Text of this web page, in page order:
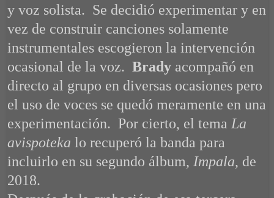
y voz solista. Se decidió experimentar y en
vez de construir canciones solamente
instrumentales escogieron la intervención
ocasional de la voz. Brady acompañó en
directo al grupo en diversas ocasiones pero
el uso de voces se quedó meramente en una
experimentación. Por cierto, el tema La
avispoteka lo recuperó la banda para
incluirlo en su segundo álbum, Impala, de
2018.